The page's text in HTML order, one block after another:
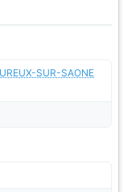
SUR-SAONE